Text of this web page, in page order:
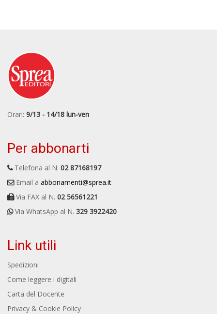
Orari: 9/13 - 14/18 lun-ven
Per abbonarti
Telefona al N. 02 87168197
Email a abbonamenti@sprea.it
Via FAX al N. 02 56561221
Via WhatsApp al N. 329 3922420
Link utili
Spedizioni
Come leggere i digitali
Carta del Docente
Privacy & Cookie Policy